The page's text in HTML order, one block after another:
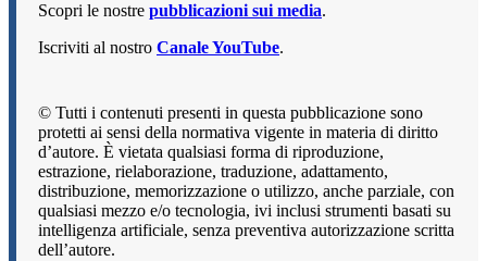
Scopri le nostre pubblicazioni sui media.
Iscriviti al nostro Canale YouTube.
© Tutti i contenuti presenti in questa pubblicazione sono
protetti ai sensi della normativa vigente in materia di diritto
d’autore. È vietata qualsiasi forma di riproduzione,
estrazione, rielaborazione, traduzione, adattamento,
distribuzione, memorizzazione o utilizzo, anche parziale, con
qualsiasi mezzo e/o tecnologia, ivi inclusi strumenti basati su
intelligenza artificiale, senza preventiva autorizzazione scritta
dell’autore.